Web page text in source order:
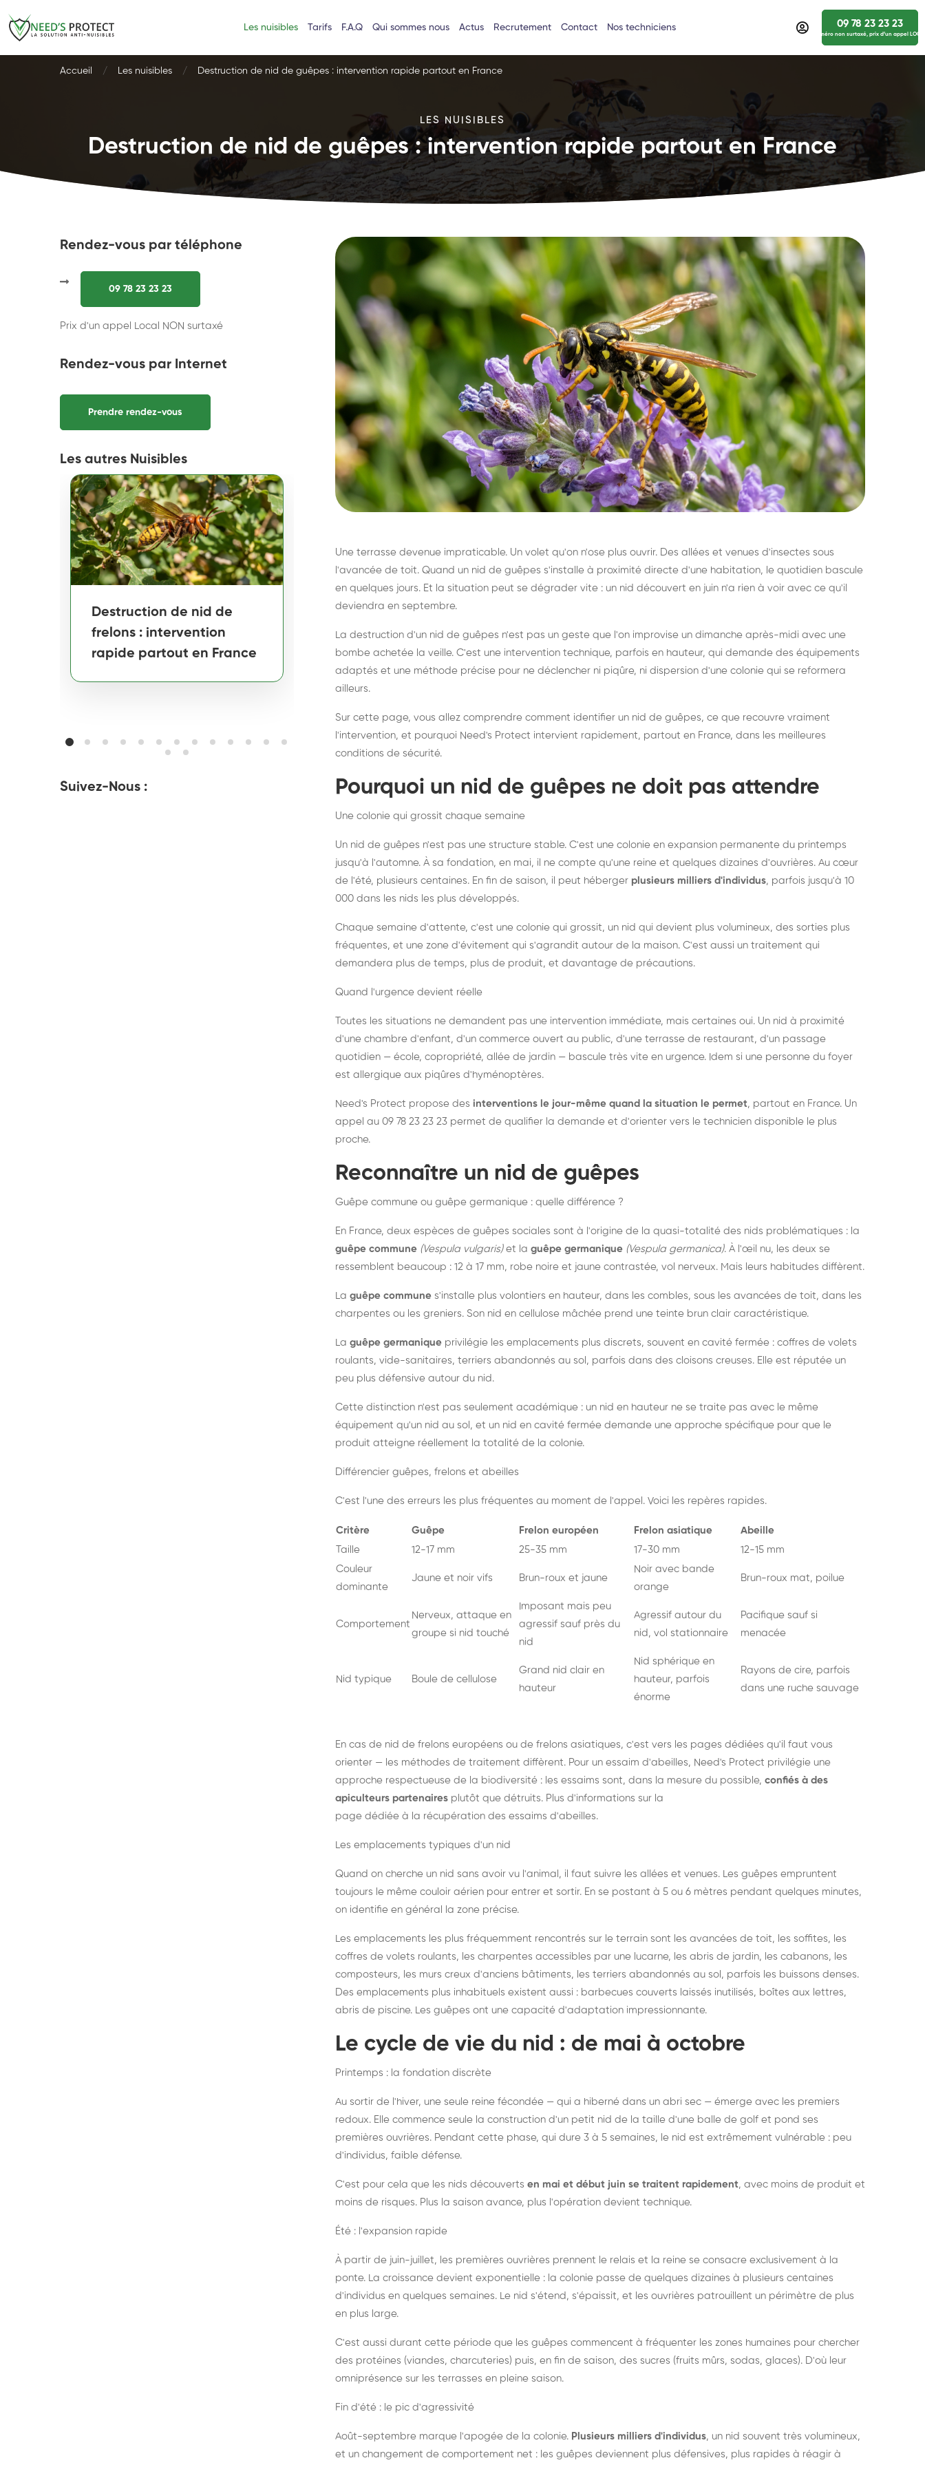
Les nuisibles Tarifs F.A.Q Qui sommes nous Actus Recrutement Contact Nos techniciens 09 78 23 23 23
numéro non surtaxé, prix d’un appel
Accueil Les nuisibles Destruction de nid de guêpes : intervention rapide partout en France
LES NUISIBLES
Destruction de nid de guêpes : intervention rapide partout en France
Rendez-vous par téléphone
09 78 23 23 23
Prix d'un appel Local NON surtaxé
Rendez-vous par Internet
Prendre rendez-vous
Les autres Nuisibles
Destruction de nid de
frelons : intervention
rapide partout en France
Destruction de nid de
frelons asiatiques :
intervention partout en
France
durablement rats et
souris, partout en France
partout
Suivez-Nous :
Une terrasse devenue impraticable. Un volet qu'on n'ose plus ouvrir. Des allées et venues d'insectes sous
l'avancée de toit. Quand un nid de guêpes s'installe à proximité directe d'une habitation, le quotidien bascule
en quelques jours. Et la situation peut se dégrader vite : un nid découvert en juin n'a rien à voir avec ce qu'il
deviendra en septembre.
La destruction d'un nid de guêpes n'est pas un geste que l'on improvise un dimanche après-midi avec une
bombe achetée la veille. C'est une intervention technique, parfois en hauteur, qui demande des équipements
adaptés et une méthode précise pour ne déclencher ni piqûre, ni dispersion d'une colonie qui se reformera
ailleurs.
Sur cette page, vous allez comprendre comment identifier un nid de guêpes, ce que recouvre vraiment
l'intervention, et pourquoi Need's Protect intervient rapidement, partout en France, dans les meilleures
conditions de sécurité.
Pourquoi un nid de guêpes ne doit pas attendre
Une colonie qui grossit chaque semaine
Un nid de guêpes n'est pas une structure stable. C'est une colonie en expansion permanente du printemps
jusqu'à l'automne. À sa fondation, en mai, il ne compte qu'une reine et quelques dizaines d'ouvrières. Au cœur
de l'été, plusieurs centaines. En fin de saison, il peut héberger plusieurs milliers d'individus, parfois jusqu'à 10
000 dans les nids les plus développés.
Chaque semaine d'attente, c'est une colonie qui grossit, un nid qui devient plus volumineux, des sorties plus
fréquentes, et une zone d'évitement qui s'agrandit autour de la maison. C'est aussi un traitement qui
demandera plus de temps, plus de produit, et davantage de précautions.
Quand l'urgence devient réelle
Toutes les situations ne demandent pas une intervention immédiate, mais certaines oui. Un nid à proximité
d'une chambre d'enfant, d'un commerce ouvert au public, d'une terrasse de restaurant, d'un passage
quotidien — école, copropriété, allée de jardin — bascule très vite en urgence. Idem si une personne du foyer
est allergique aux piqûres d'hyménoptères.
Need's Protect propose des interventions le jour-même quand la situation le permet, partout en France. Un
appel au 09 78 23 23 23 permet de qualifier la demande et d'orienter vers le technicien disponible le plus
proche.
Reconnaître un nid de guêpes
Guêpe commune ou guêpe germanique : quelle différence ?
En France, deux espèces de guêpes sociales sont à l'origine de la quasi-totalité des nids problématiques : la
guêpe commune (Vespula vulgaris)et la guêpe germanique (Vespula germanica). À l'œil nu, les deux se
ressemblent beaucoup : 12 à 17 mm, robe noire et jaune contrastée, vol nerveux. Mais leurs habitudes diffèrent.
La guêpe commune s'installe plus volontiers en hauteur, dans les combles, sous les avancées de toit, dans les
charpentes ou les greniers. Son nid en cellulose mâchée prend une teinte brun clair caractéristique.
La guêpe germanique privilégie les emplacements plus discrets, souvent en cavité fermée : coffres de volets
roulants, vide-sanitaires, terriers abandonnés au sol, parfois dans des cloisons creuses. Elle est réputée un
peu plus défensive autour du nid.
Cette distinction n'est pas seulement académique : un nid en hauteur ne se traite pas avec le même
équipement qu'un nid au sol, et un nid en cavité fermée demande une approche spécifique pour que le
produit atteigne réellement la totalité de la colonie.
Différencier guêpes, frelons et abeilles
C'est l'une des erreurs les plus fréquentes au moment de l'appel. Voici les repères rapides.
Critère Guêpe Frelon européen Frelon asiatique
Abeille
Taille
12-17 mm 25-35 mm 17-30 mm
12-15 mm
Couleur
dominante
Jaune et noir vifs Brun-roux et jaune
Noir avec bande
orange
Brun-roux mat, poilue
Comportement
Nerveux, attaque en
groupe si nid touché
Imposant mais peu
agressif sauf près du
nid
Agressif autour du
nid, vol stationnaire
Pacifique sauf si
menacée
Nid typique Boule de cellulose
Grand nid clair en
hauteur
Nid sphérique en
hauteur, parfois
énorme
Rayons de cire, parfois
dans une ruche sauvage
En cas de nid de frelons européens ou de frelons asiatiques, c'est vers les pages dédiées qu'il faut vous
orienter — les méthodes de traitement diffèrent. Pour un essaim d'abeilles, Need's Protect privilégie une
approche respectueuse de la biodiversité : les essaims sont, dans la mesure du possible, confiés à des
apiculteurs partenaires plutôt que détruits. Plus d'informations sur la
page dédiée à la récupération des essaims d'abeilles.
Les emplacements typiques d'un nid
Quand on cherche un nid sans avoir vu l'animal, il faut suivre les allées et venues. Les guêpes empruntent
toujours le même couloir aérien pour entrer et sortir. En se postant à 5 ou 6 mètres pendant quelques minutes,
on identifie en général la zone précise.
Les emplacements les plus fréquemment rencontrés sur le terrain sont les avancées de toit, les soffites, les
coffres de volets roulants, les charpentes accessibles par une lucarne, les abris de jardin, les cabanons, les
composteurs, les murs creux d'anciens bâtiments, les terriers abandonnés au sol, parfois les buissons denses.
Des emplacements plus inhabituels existent aussi : barbecues couverts laissés inutilisés, boîtes aux lettres,
abris de piscine. Les guêpes ont une capacité d'adaptation impressionnante.
Le cycle de vie du nid : de mai à octobre
Printemps : la fondation discrète
Au sortir de l'hiver, une seule reine fécondée — qui a hiberné dans un abri sec — émerge avec les premiers
redoux. Elle commence seule la construction d'un petit nid de la taille d'une balle de golf et pond ses
premières ouvrières. Pendant cette phase, qui dure 3 à 5 semaines, le nid est extrêmement vulnérable : peu
d'individus, faible défense.
C'est pour cela que les nids découverts en mai et début juin se traitent rapidement, avec moins de produit et
moins de risques. Plus la saison avance, plus l'opération devient technique.
Été : l'expansion rapide
À partir de juin-juillet, les premières ouvrières prennent le relais et la reine se consacre exclusivement à la
ponte. La croissance devient exponentielle : la colonie passe de quelques dizaines à plusieurs centaines
d'individus en quelques semaines. Le nid s'étend, s'épaissit, et les ouvrières patrouillent un périmètre de plus
en plus large.
C'est aussi durant cette période que les guêpes commencent à fréquenter les zones humaines pour chercher
des protéines (viandes, charcuteries) puis, en fin de saison, des sucres (fruits mûrs, sodas, glaces). D'où leur
omniprésence sur les terrasses en pleine saison.
Fin d'été : le pic d'agressivité
Août-septembre marque l'apogée de la colonie. Plusieurs milliers d'individus, un nid souvent très volumineux,
et un changement de comportement net : les guêpes deviennent plus défensives, plus rapides à réagir à